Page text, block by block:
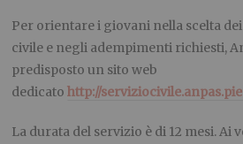
Per orientare i giovani nella scelta
civile e negli adempimenti richiesti,
predisposto un sito web
dedicatohttp://
La durata del servizio è di 12 mesi. Ai